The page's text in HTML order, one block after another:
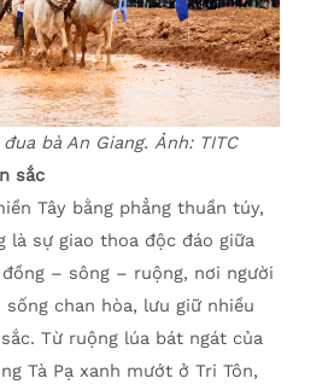
bà An Giang. Ảnh: TITC
sắc
Tây bằng phẳng thuần túy,
là sự giao thoa độc đáo giữa
– sông – ruộng, nơi người
sống chan hòa, lưu giữ nhiều
Từ ruộng lúa bát ngát của
Tà Pạ xanh mướt ở Tri Tôn,